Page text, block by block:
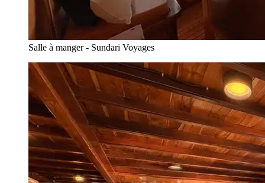
Salle à manger - Sundari Voyages